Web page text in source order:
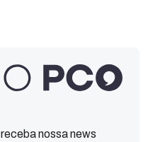
nossa news